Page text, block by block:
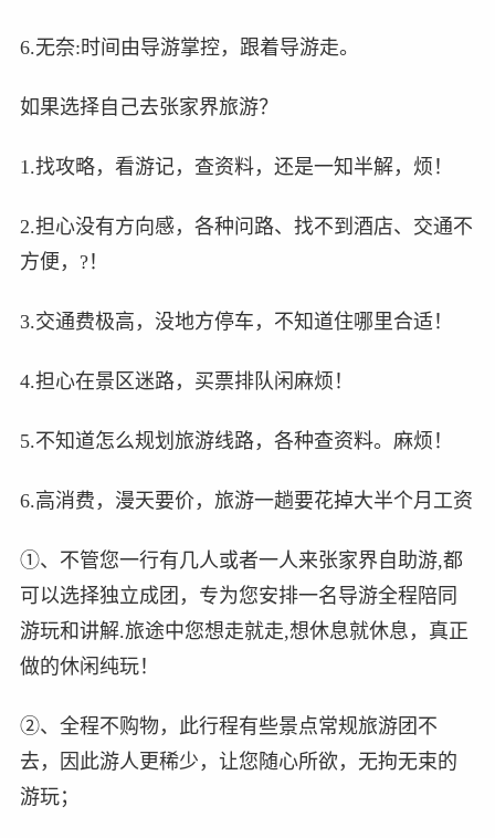
6.无奈:时间由导游掌控，跟着导游走。
如果选择自己去张家界旅游？
1.找攻略，看游记，查资料，还是一知半解，烦！
2.担心没有方向感，各种问路、找不到酒店、交通不
方便，?！
3.交通费极高，没地方停车，不知道住哪里合适！
4.担心在景区迷路，买票排队闲麻烦！
5.不知道怎么规划旅游线路，各种查资料。麻烦！
6.高消费，漫天要价，旅游一趟要花掉大半个月工资
①、不管您一行有几人或者一人来张家界自助游,都
可以选择独立成团，专为您安排一名导游全程陪同
游玩和讲解.旅途中您想走就走,想休息就休息，真正
做的休闲纯玩！
②、全程不购物，此行程有些景点常规旅游团不
去，因此游人更稀少，让您随心所欲，无拘无束的
游玩；